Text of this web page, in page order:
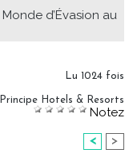
d’Évasion au
Lu 1024 fois
Hotels & Resorts
Notez
< >